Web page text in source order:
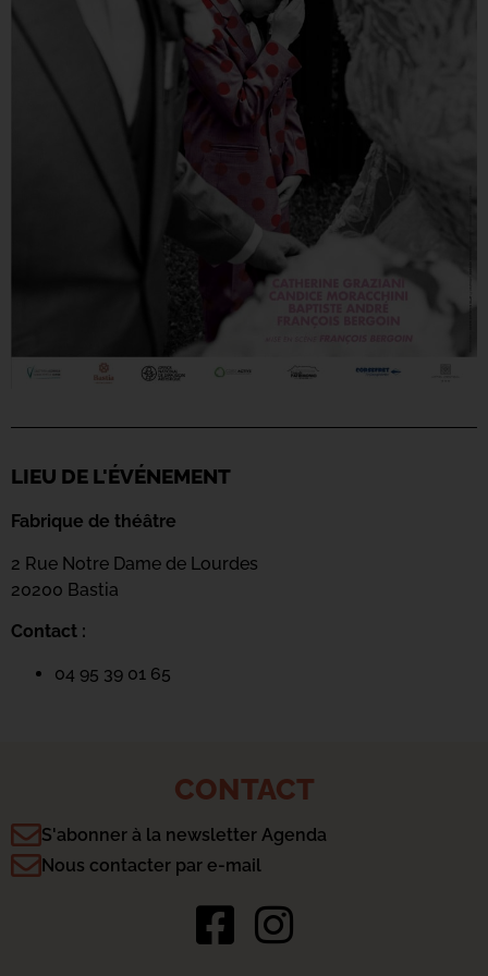
LIEU DE L'ÉVÉNEMENT
Fabrique de théâtre
2 Rue Notre Dame de Lourdes
20200 Bastia
Contact :
04 95 39 01 65
CONTACT
S'abonner à la newsletter Agenda
Nous contacter par e-mail